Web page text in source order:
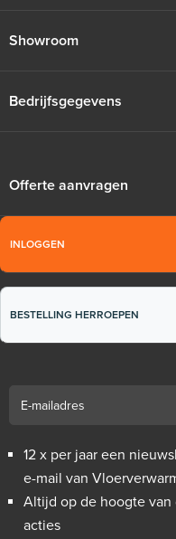
Showroom
Bedrijfsgegevens
Offerte aanvragen
INLOGGEN
BESTELLING HERROEPEN
12 x per jaar een
e-mail van
Altijd op de hoogte
acties